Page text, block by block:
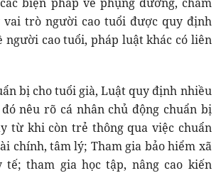
vai trò người cao tuổi được quy định
người cao tuổi, pháp luật khác có liên
bị cho tuổi già, Luật quy định nhiều
nêu rõ cá nhân chủ động chuẩn bị
từ khi còn trẻ thông qua việc chuẩn
chính, tâm lý; Tham gia bảo hiểm xã
tế; tham gia học tập, nâng cao kiến